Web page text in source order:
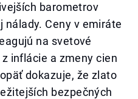
barometrov
Ceny v emiráte
na svetové
inflácie a zmeny cien
dokazuje, že zlato
bezpečných